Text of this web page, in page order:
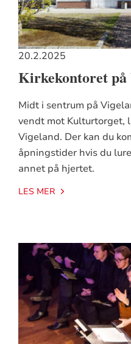
20.2.2025
Kirkekontoret på
Midt i sentrum på
vendt mot Kulturtorget,
Vigeland. Der kan du
åpningstider hvis du
annet på hjertet.
LES MER